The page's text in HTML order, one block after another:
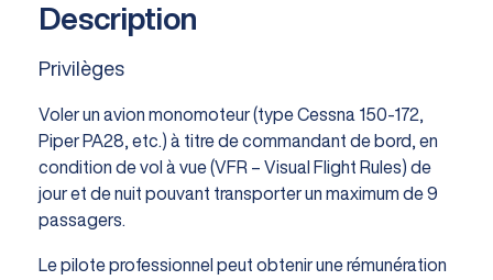
Description
Privilèges
Voler un avion monomoteur (type Cessna 150-172,
Piper PA28, etc.) à titre de commandant de bord, en
condition de vol à vue (VFR – Visual Flight Rules) de
jour et de nuit pouvant transporter un maximum de 9
passagers.
Le pilote professionnel peut obtenir une rémunération